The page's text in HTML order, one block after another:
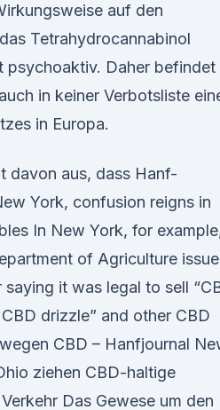
auf den
Tetrahydrocannabinol
psychoaktiv. Daher befindet
in keiner Verbotsliste
in Europa.
davon aus, dass Hanf-
York, confusion reigns in
In New York, for
of Agriculture
it was legal to sell
drizzle” and other CBD
CBD – Hanfjournal
ziehen CBD-haltige
Das Gewese um den